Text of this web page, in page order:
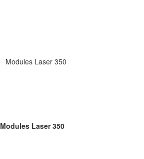
Modules Laser 350